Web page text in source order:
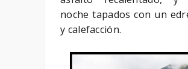
noche tapados con un
y calefacción.